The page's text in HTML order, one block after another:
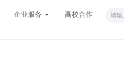
企业服务 高校合作